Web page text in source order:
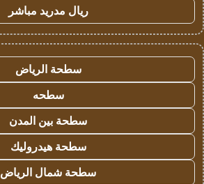
ريال مدريد مباشر
سطحة الرياض
سطحه
سطحة بين المدن
سطحة هيدروليك
سطحة شمال الرياض